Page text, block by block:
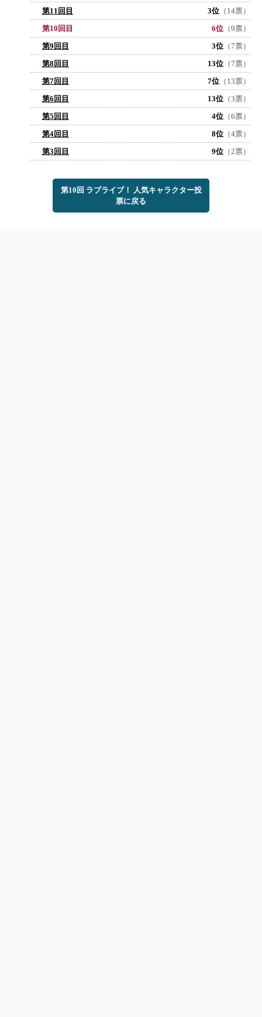
第11回目
3位 （14票）
第10回目
6位 （9票）
第9回目
3位 （7票）
第8回目
13位 （7票）
第7回目
7位 （13票）
第6回目
13位 （3票）
第5回目
4位 （6票）
第4回目
8位 （4票）
第3回目
9位 （2票）
第10回 ラブライブ！ 人気キャラクター投
票に戻る